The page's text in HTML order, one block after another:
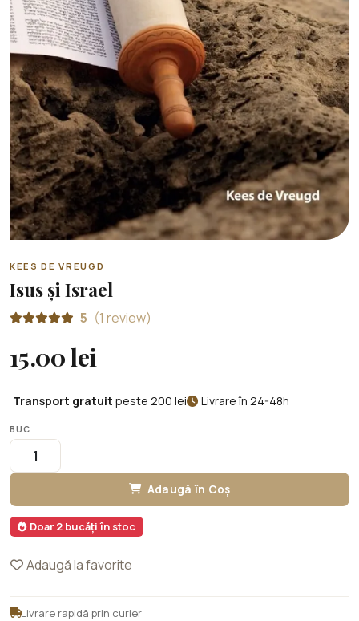
KEES DE VREUGD
Isus și Israel
5 (1 review)
15.00 lei
Transport gratuit peste 200 lei Livrare în 24-48h
BUC
Adaugă în Coș
Doar 2 bucăți în stoc
Adaugă la favorite
Livrare rapidă prin curier